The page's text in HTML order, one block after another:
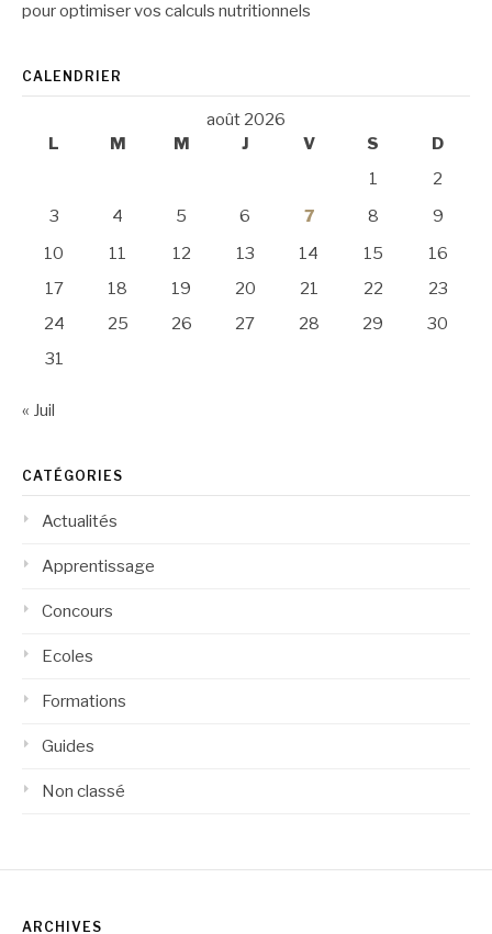
pour optimiser vos calculs nutritionnels
CALENDRIER
août 2026
L
M M J V S
D
1
2
3
4 5 6 7 8
9
10
11 12 13 14 15
16
17
18 19 20 21 22
23
24
25 26 27 28 29
30
31
« Juil
CATÉGORIES
Actualités
Apprentissage
Concours
Ecoles
Formations
Guides
Non classé
ARCHIVES